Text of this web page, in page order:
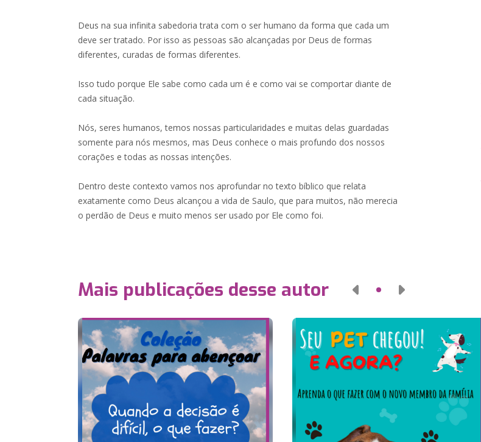
Deus na sua infinita sabedoria trata com o ser humano da forma que cada um
deve ser tratado. Por isso as pessoas são alcançadas por Deus de formas
diferentes, curadas de formas diferentes.
Isso tudo porque Ele sabe como cada um é e como vai se comportar diante de
cada situação.
Nós, seres humanos, temos nossas particularidades e muitas delas guardadas
somente para nós mesmos, mas Deus conhece o mais profundo dos nossos
corações e todas as nossas intenções.
Dentro deste contexto vamos nos aprofundar no texto bíblico que relata
exatamente como Deus alcançou a vida de Saulo, que para muitos, não merecia
o perdão de Deus e muito menos ser usado por Ele como foi.
Mais publicações desse autor